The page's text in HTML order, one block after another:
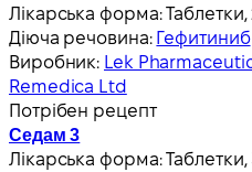
Лікарська форма:
Діюча речовина: Гефитиниб
Виробник: Lek
Remedica Ltd
Потрібен рецепт
Седам 3
Лікарська форма: